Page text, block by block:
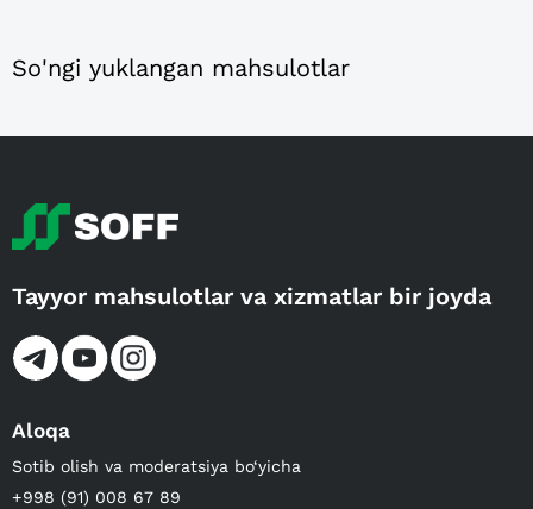
So'ngi yuklangan mahsulotlar
Tayyor mahsulotlar va xizmatlar bir joyda
Aloqa
Sotib olish va moderatsiya bo‘yicha
+998 (91) 008 67 89